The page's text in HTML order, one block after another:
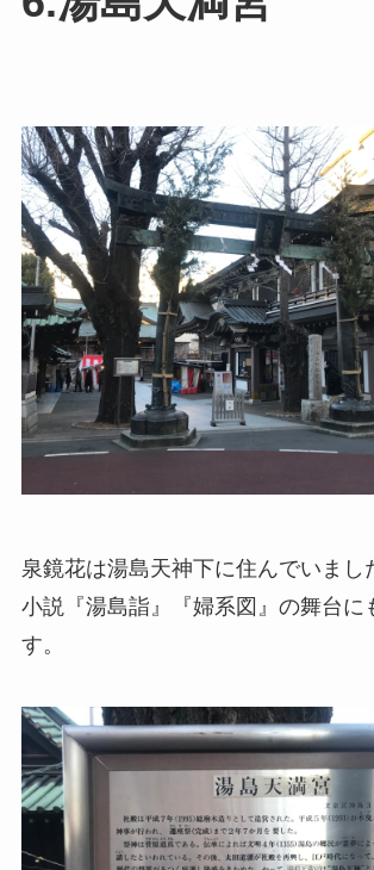
泉鏡花は湯島天神下に住んでいまし
小説『湯島詣』『婦系図』の舞台に
す。